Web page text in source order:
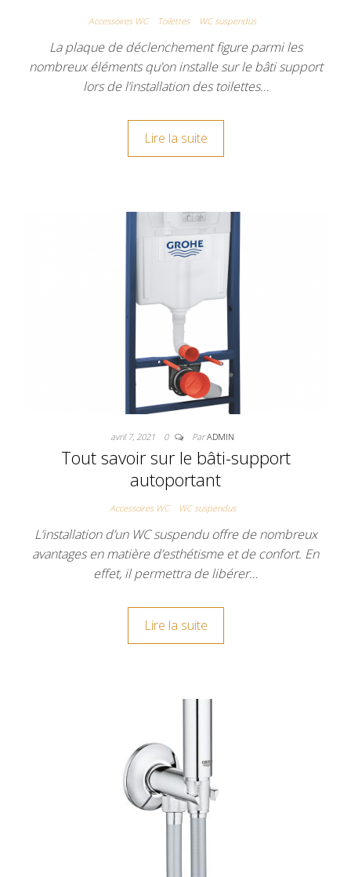
Accessoires WC Toilettes WC suspendus
La plaque de déclenchement figure parmi les
nombreux éléments qu’on installe sur le bâti support
lors de l’installation des toilettes…
Lire la suite
avril 7, 2021 0 ParADMIN
Tout savoir sur le bâti-support
autoportant
Accessoires WC WC suspendus
L’installation d’un WC suspendu offre de nombreux
avantages en matière d’esthétisme et de confort. En
effet, il permettra de libérer…
Lire la suite